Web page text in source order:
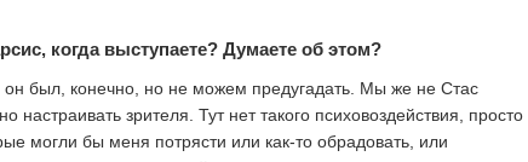
когда выступаете? Думаете об этом?
был, конечно, но не можем предугадать. Мы же не Стас
настраивать зрителя. Тут нет такого психовоздействия, просто
могли бы меня потрясти или как-то обрадовать, или